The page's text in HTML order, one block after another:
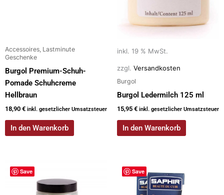
Accessoires, Lastminute
Geschenke
Burgol Premium-Schuh-
Pomade Schuhcreme
Hellbraun
18,90 € inkl. gesetzlicher Umsatzsteuer
In den Warenkorb
inkl. 19 % MwSt.
zzgl. Versandkosten
Burgol
Burgol Ledermilch 125 ml
15,95 € inkl. gesetzlicher Umsatzsteuer
In den Warenkorb
Save Save
Dieses
Produkt